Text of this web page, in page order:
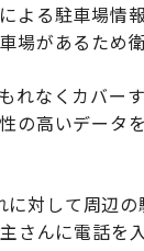
よる駐車場情
があるため
れなくカバー
高いデータ
対して周辺
さんに電話を